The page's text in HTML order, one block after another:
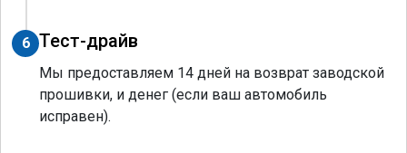
6 Тест-драйв
Мы предоставляем 14 дней на возврат заводской
прошивки, и денег (если ваш автомобиль
исправен).